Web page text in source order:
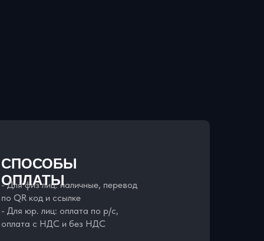
СПОСОБЫ
ОПЛАТЫ
- Для физ лиц: наличные, перевод
по QR код и ссылке
- Для юр. лиц: оплата по р/с,
оплата с НДС и без НДС